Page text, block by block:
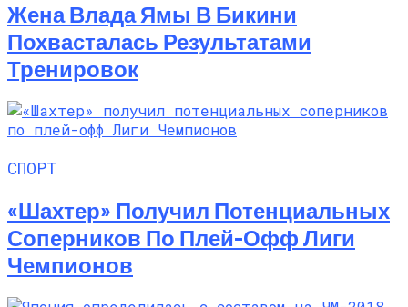
Жена Влада Ямы В Бикини
Похвасталась Результатами
Тренировок
СПОРТ
«Шахтер» Получил Потенциальных
Соперников По Плей-Офф Лиги
Чемпионов